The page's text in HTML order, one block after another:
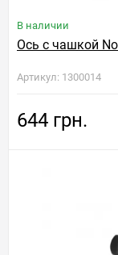
В наличии
Ось с чашкой
Артикул: 1300014
644 грн.